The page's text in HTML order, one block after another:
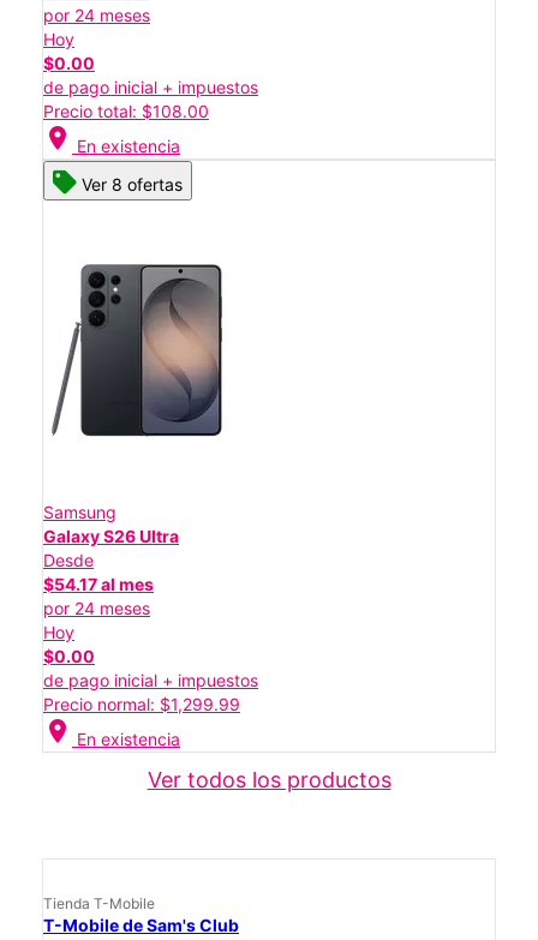
por 24 meses
Hoy
$0.00
de pago inicial + impuestos
Precio total: $108.00
location_on En existencia
Ver 8 ofertas
Samsung
Galaxy S26 Ultra
Desde
$54.17 al mes
por 24 meses
Hoy
$0.00
de pago inicial + impuestos
Precio normal: $1,299.99
location_on En existencia
Ver todos los productos
Tienda T-Mobile
T-Mobile de Sam's Club